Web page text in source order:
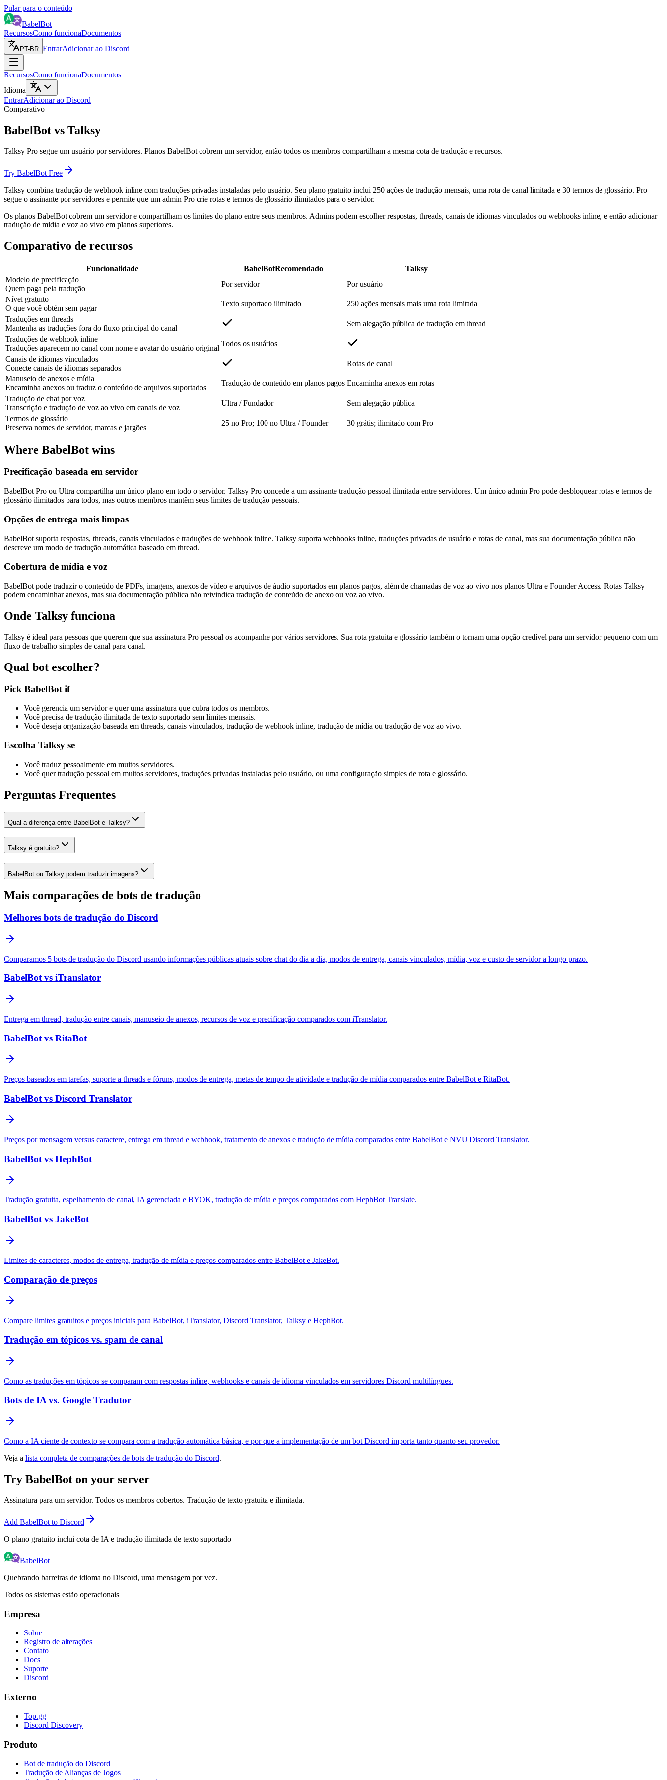
Pular para o conteúdo
BabelBot
RecursosComo funcionaDocumentos
PT-BR EntrarAdicionar ao Discord
RecursosComo funcionaDocumentos
Idioma
EntrarAdicionar ao Discord
Comparativo
BabelBot vs Talksy
Talksy Pro segue um usuário por servidores. Planos BabelBot cobrem um servidor, então todos os membros compartilham a mesma cota de tradução e recursos.
Try BabelBot Free
Talksy combina tradução de webhook inline com traduções privadas instaladas pelo usuário. Seu plano gratuito inclui 250 ações de tradução mensais, uma rota de canal limitada e 30 termos de glossário. Pro
segue o assinante por servidores e permite que um admin Pro crie rotas e termos de glossário ilimitados para o servidor.
Os planos BabelBot cobrem um servidor e compartilham os limites do plano entre seus membros. Admins podem escolher respostas, threads, canais de idiomas vinculados ou webhooks inline, e então adicionar
tradução de mídia e voz ao vivo em planos superiores.
Comparativo de recursos
Funcionalidade BabelBotRecomendado
Talksy
Modelo de precificação
Quem paga pela tradução
Por servidor
Por usuário
Nível gratuito
O que você obtém sem pagar
Texto suportado ilimitado
250 ações mensais mais uma rota limitada
Traduções em threads
Mantenha as traduções fora do fluxo principal do canal
Sem alegação pública de tradução em thread
Traduções de webhook inline
Traduções aparecem no canal com nome e avatar do usuário original
Todos os usuários
Canais de idiomas vinculados
Conecte canais de idiomas separados
Rotas de canal
Manuseio de anexos e mídia
Encaminha anexos ou traduz o conteúdo de arquivos suportados
Tradução de conteúdo em planos pagos Encaminha anexos em rotas
Tradução de chat por voz
Transcrição e tradução de voz ao vivo em canais de voz
Ultra / Fundador
Sem alegação pública
Termos de glossário
Preserva nomes de servidor, marcas e jargões
25 no Pro; 100 no Ultra / Founder 30 grátis; ilimitado com Pro
Where BabelBot wins
Precificação baseada em servidor
BabelBot Pro ou Ultra compartilha um único plano em todo o servidor. Talksy Pro concede a um assinante tradução pessoal ilimitada entre servidores. Um único admin Pro pode desbloquear rotas e termos de
glossário ilimitados para todos, mas outros membros mantêm seus limites de tradução pessoais.
Opções de entrega mais limpas
BabelBot suporta respostas, threads, canais vinculados e traduções de webhook inline. Talksy suporta webhooks inline, traduções privadas de usuário e rotas de canal, mas sua documentação pública não
descreve um modo de tradução automática baseado em thread.
Cobertura de mídia e voz
BabelBot pode traduzir o conteúdo de PDFs, imagens, anexos de vídeo e arquivos de áudio suportados em planos pagos, além de chamadas de voz ao vivo nos planos Ultra e Founder Access. Rotas Talksy
podem encaminhar anexos, mas sua documentação pública não reivindica tradução de conteúdo de anexo ou voz ao vivo.
Onde Talksy funciona
Talksy é ideal para pessoas que querem que sua assinatura Pro pessoal os acompanhe por vários servidores. Sua rota gratuita e glossário também o tornam uma opção credível para um servidor pequeno com um
fluxo de trabalho simples de canal para canal.
Qual bot escolher?
Pick BabelBot if
Você gerencia um servidor e quer uma assinatura que cubra todos os membros.
Você precisa de tradução ilimitada de texto suportado sem limites mensais.
Você deseja organização baseada em threads, canais vinculados, tradução de webhook inline, tradução de mídia ou tradução de voz ao vivo.
Escolha Talksy se
Você traduz pessoalmente em muitos servidores.
Você quer tradução pessoal em muitos servidores, traduções privadas instaladas pelo usuário, ou uma configuração simples de rota e glossário.
Perguntas Frequentes
Qual a diferença entre BabelBot e Talksy?
Talksy é gratuito?
BabelBot ou Talksy podem traduzir imagens?
Mais comparações de bots de tradução
Melhores bots de tradução do Discord
Comparamos 5 bots de tradução do Discord usando informações públicas atuais sobre chat do dia a dia, modos de entrega, canais vinculados, mídia, voz e custo de servidor a longo prazo.
BabelBot vs iTranslator
Entrega em thread, tradução entre canais, manuseio de anexos, recursos de voz e precificação comparados com iTranslator.
BabelBot vs RitaBot
Preços baseados em tarefas, suporte a threads e fóruns, modos de entrega, metas de tempo de atividade e tradução de mídia comparados entre BabelBot e RitaBot.
BabelBot vs Discord Translator
Preços por mensagem versus caractere, entrega em thread e webhook, tratamento de anexos e tradução de mídia comparados entre BabelBot e NVU Discord Translator.
BabelBot vs HephBot
Tradução gratuita, espelhamento de canal, IA gerenciada e BYOK, tradução de mídia e preços comparados com HephBot Translate.
BabelBot vs JakeBot
Limites de caracteres, modos de entrega, tradução de mídia e preços comparados entre BabelBot e JakeBot.
Comparação de preços
Compare limites gratuitos e preços iniciais para BabelBot, iTranslator, Discord Translator, Talksy e HephBot.
Tradução em tópicos vs. spam de canal
Como as traduções em tópicos se comparam com respostas inline, webhooks e canais de idioma vinculados em servidores Discord multilíngues.
Bots de IA vs. Google Tradutor
Como a IA ciente de contexto se compara com a tradução automática básica, e por que a implementação de um bot Discord importa tanto quanto seu provedor.
Veja a lista completa de comparações de bots de tradução do Discord.
Try BabelBot on your server
Assinatura para um servidor. Todos os membros cobertos. Tradução de texto gratuita e ilimitada.
Add BabelBot to Discord
O plano gratuito inclui cota de IA e tradução ilimitada de texto suportado
BabelBot
Quebrando barreiras de idioma no Discord, uma mensagem por vez.
Todos os sistemas estão operacionais
Empresa
Sobre
Registro de alterações
Contato
Docs
Suporte
Discord
Externo
Top.gg
Discord Discovery
Produto
Bot de tradução do Discord
Tradução de Alianças de Jogos